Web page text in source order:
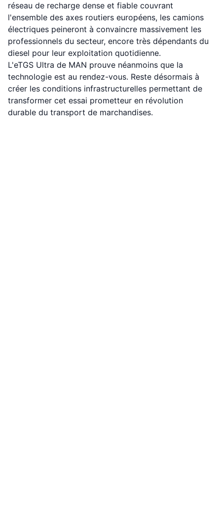
réseau de recharge dense et fiable couvrant
l'ensemble des axes routiers européens, les camions
électriques peineront à convaincre massivement les
professionnels du secteur, encore très dépendants du
diesel pour leur exploitation quotidienne.
L'eTGS Ultra de MAN prouve néanmoins que la
technologie est au rendez-vous. Reste désormais à
créer les conditions infrastructurelles permettant de
transformer cet essai prometteur en révolution
durable du transport de marchandises.